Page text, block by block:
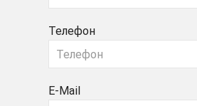
Телефон
E-Mail